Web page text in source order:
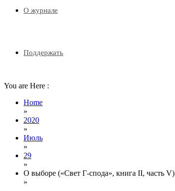
О журнале
Поддержать
You are Here :
Home
»
2020
»
Июль
»
29
»
О выборе («Свет Г-спода», книга II, часть V)
»